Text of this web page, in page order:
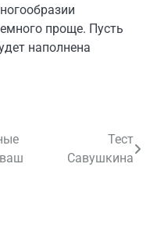
проще. Пусть
наполнена
Тест
Савушкина